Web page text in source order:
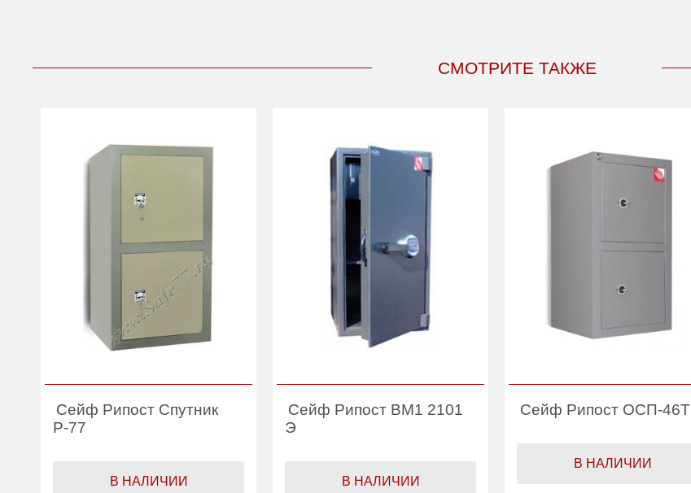
СМОТРИТЕ ТАКЖЕ
Сейф Рипост Спутник
Р-77
В НАЛИЧИИ
Сейф Рипост ВМ1 2101
Э
В НАЛИЧИИ
Сейф Рипост ОСП-46Т
В НАЛИЧИИ